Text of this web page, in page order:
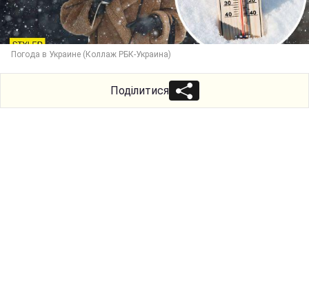
Погода в Украине (Коллаж РБК-Украина)
Поділитися